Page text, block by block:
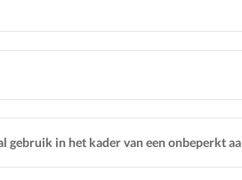
gebruik in het kader van een onbeperkt